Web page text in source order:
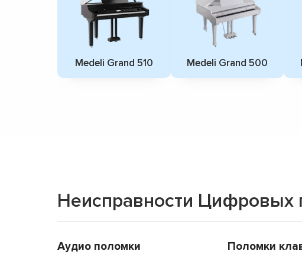
Medeli Grand 510 Medeli Grand 500
Неисправности Цифровых
Аудио поломки Поломки